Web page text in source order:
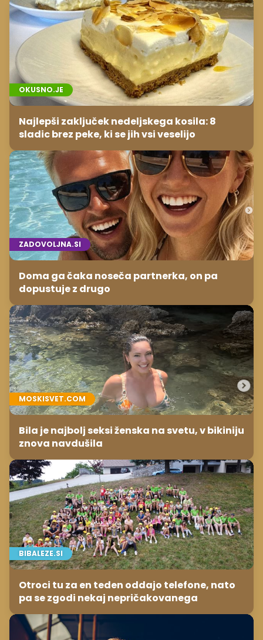
OKUSNO.JE
Najlepši zaključek nedeljskega kosila: 8
sladic brez peke, ki se jih vsi veselijo
ZADOVOLJNA.SI
Doma ga čaka noseča partnerka, on pa
dopustuje z drugo
MOSKISVET.COM
Bila je najbolj seksi ženska na svetu, v bikiniju
znova navdušila
BIBALEZE.SI
Otroci tu za en teden oddajo telefone, nato
pa se zgodi nekaj nepričakovanega